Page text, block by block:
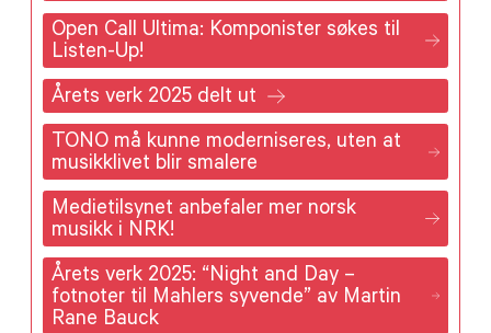
Open Call Ultima: Komponister søkes til
Listen-Up!
Årets verk 2025 delt ut
TONO må kunne moderniseres, uten at
musikklivet blir smalere
Medietilsynet anbefaler mer norsk
musikk i NRK!
Årets verk 2025: “Night and Day –
fotnoter til Mahlers syvende” av Martin
Rane Bauck